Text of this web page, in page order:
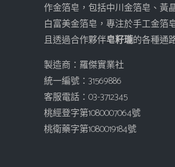
作金箔皂，包括中川金箔皂、黃
白富美金箔皂，專注於手工金箔
且透過合作夥伴皂籽瓏的各種通
製造商：羅傑實業社
統一編號：31569886
客服電話：03-3712345
桃經登字第1080007064號
桃衛藥字第1080019184號